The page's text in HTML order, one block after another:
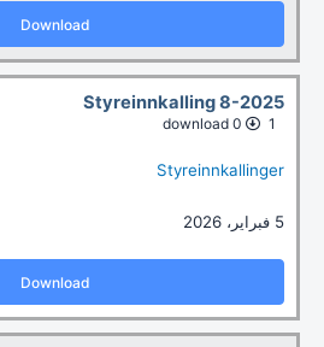
Download
Styreinnkalling 8-2025
1
Styreinnkallinger
5 فبراير، 2026
Download